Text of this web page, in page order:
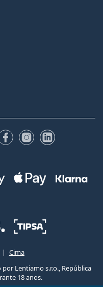
FacebookInstagram
LinkedIn
Cima
Lentiamo s.r.o., República
18 anos.